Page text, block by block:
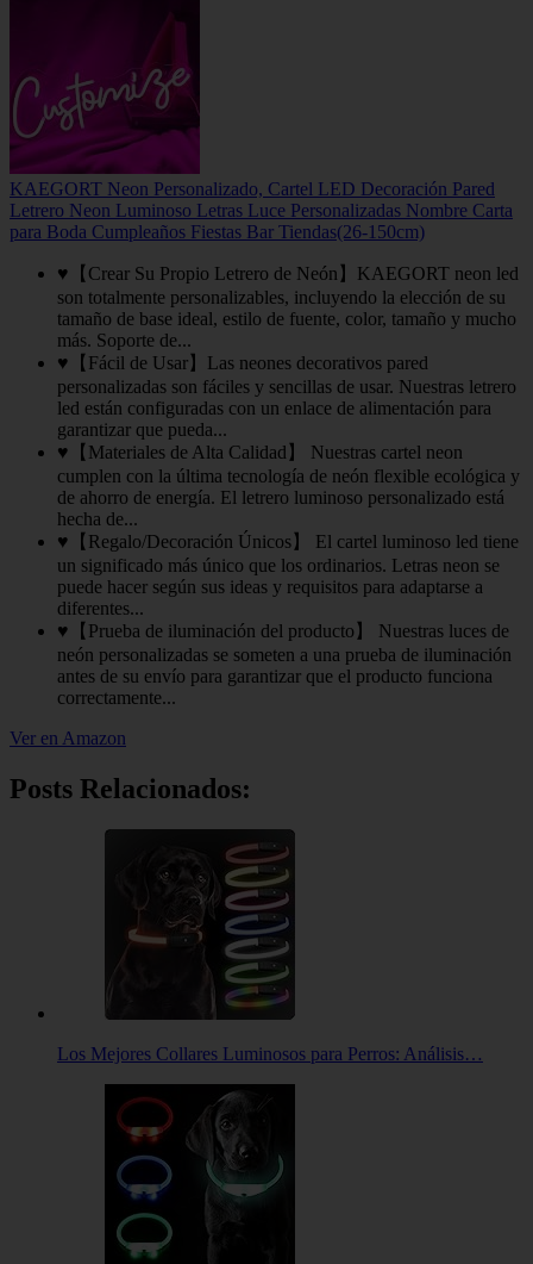
KAEGORT Neon Personalizado, Cartel LED Decoración Pared
Letrero Neon Luminoso Letras Luce Personalizadas Nombre Carta
para Boda Cumpleaños Fiestas Bar Tiendas(26-150cm)
♥【Crear Su Propio Letrero de Neón】KAEGORT neon led
son totalmente personalizables, incluyendo la elección de su
tamaño de base ideal, estilo de fuente, color, tamaño y mucho
más. Soporte de...
♥【Fácil de Usar】Las neones decorativos pared
personalizadas son fáciles y sencillas de usar. Nuestras letrero
led están configuradas con un enlace de alimentación para
garantizar que pueda...
♥【Materiales de Alta Calidad】 Nuestras cartel neon
cumplen con la última tecnología de neón flexible ecológica y
de ahorro de energía. El letrero luminoso personalizado está
hecha de...
♥【Regalo/Decoración Únicos】 El cartel luminoso led tiene
un significado más único que los ordinarios. Letras neon se
puede hacer según sus ideas y requisitos para adaptarse a
diferentes...
♥【Prueba de iluminación del producto】 Nuestras luces de
neón personalizadas se someten a una prueba de iluminación
antes de su envío para garantizar que el producto funciona
correctamente...
Ver en Amazon
Posts Relacionados:
Los Mejores Collares Luminosos para Perros: Análisis…